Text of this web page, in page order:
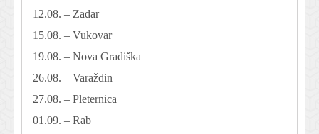
12.08. – Zadar
15.08. – Vukovar
19.08. – Nova Gradiška
26.08. – Varaždin
27.08. – Pleternica
01.09. – Rab